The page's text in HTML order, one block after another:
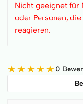
Nicht geeignet für
oder Personen,
reagieren.
★★★★★ 0